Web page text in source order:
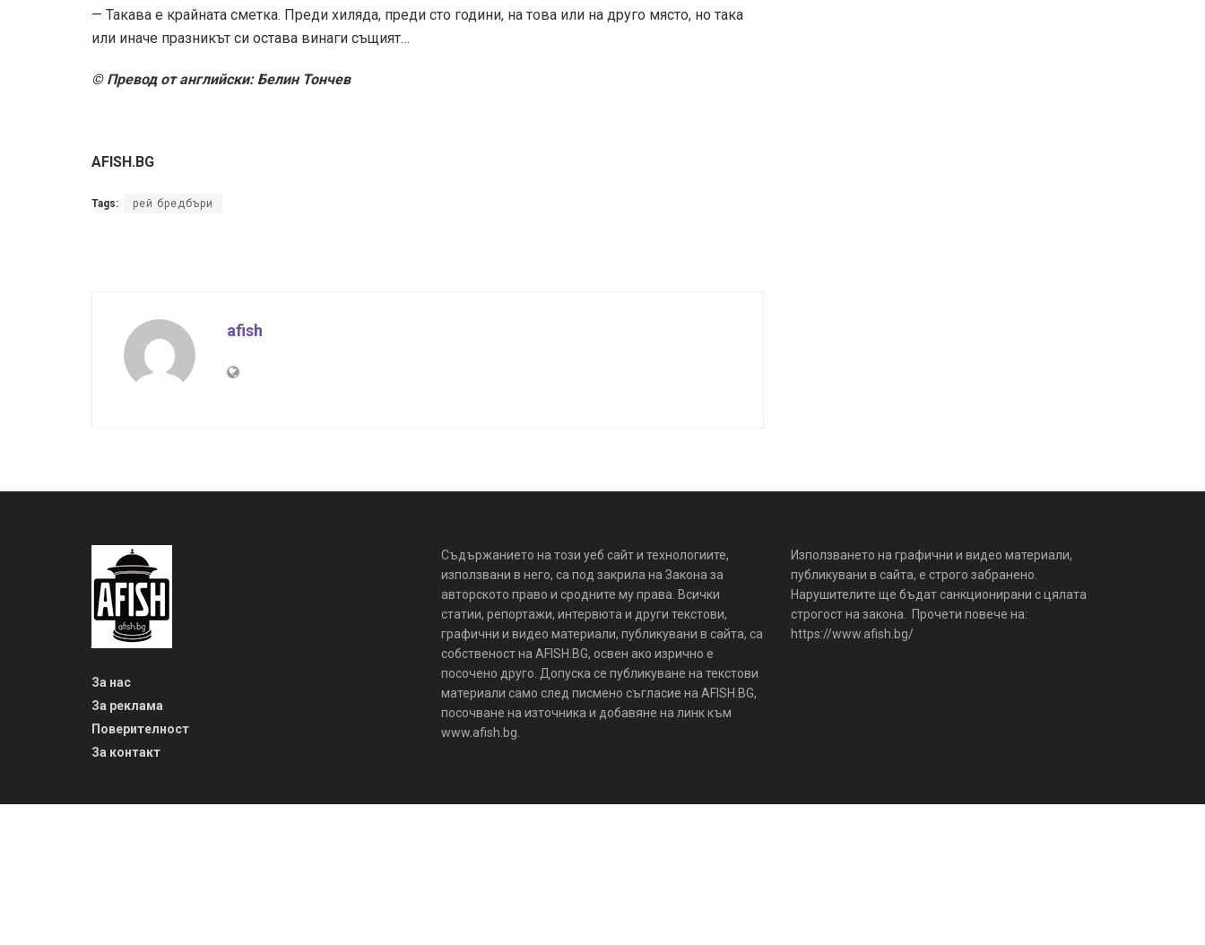
— Такава е крайната сметка. Преди хиляда, преди сто години, на това или на друго място, но така
или иначе празникът си остава винаги същият…
© Превод от английски: Белин Тончев
AFISH.BG
Tags: рей бредбъри
afish
За нас
За реклама
Поверителност
За контакт
Съдържанието на този уеб сайт и технологиите,
използвани в него, са под закрила на Закона за
авторското право и сродните му права. Всички
статии, репортажи, интервюта и други текстови,
графични и видео материали, публикувани в сайта, са
собственост на AFISH.BG, освен ако изрично е
посочено друго. Допуска се публикуване на текстови
материали само след писмено съгласие на AFISH.BG,
посочване на източника и добавяне на линк към
www.afish.bg.
Използването на графични и видео материали,
публикувани в сайта, е строго забранено.
Нарушителите ще бъдат санкционирани с цялата
строгост на закона. Прочети повече на:
https://www.afish.bg/